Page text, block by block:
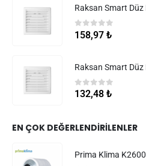
Raksan Smart
0 5 üzerinden
158,97 ₺
Raksan Smart
05 üzerinden
132,48 ₺
EN ÇOK DEĞERLENDIRILENLER